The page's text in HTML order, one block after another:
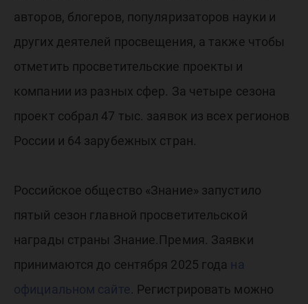
авторов, блогеров, популяризаторов науки и
других деятелей просвещения, а также чтобы
отметить просветительские проекты и
компании из разных сфер. За четыре сезона
проект собрал 47 тыс. заявок из всех регионов
России и 64 зарубежных стран.
Российское общество «Знание» запустило
пятый сезон главной просветительской
награды страны Знание.Премия. Заявки
принимаются до сентября 2025 года на
официальном сайте. Регистрировать можно